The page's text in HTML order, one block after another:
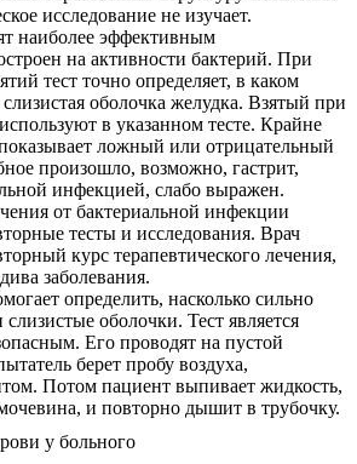
исследование не изучает.
наиболее эффективным
на активности бактерий. При
тест точно определяет, в каком
оболочка желудка. Взятый при
в указанном тесте. Крайне
ложный или отрицательный
произошло, возможно, гастрит,
инфекцией, слабо выражен.
от бактериальной инфекции
тесты и исследования. Врач
курс терапевтического лечения,
заболевания.
определить, насколько сильно
оболочки. Тест является
Его проводят на пустой
берет пробу воздуха,
Потом пациент выпивает жидкость,
и повторно дышит в трубочку.